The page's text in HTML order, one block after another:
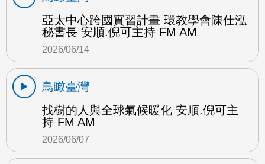
亞太中心跨國實習計畫 環教學會陳仕泓
秘書長 安順.倪可主持 FM AM
2026/06/14
鳥瞰臺灣
找樹的人與全球氣候暖化 安順.倪可主
持 FM AM
2026/06/07